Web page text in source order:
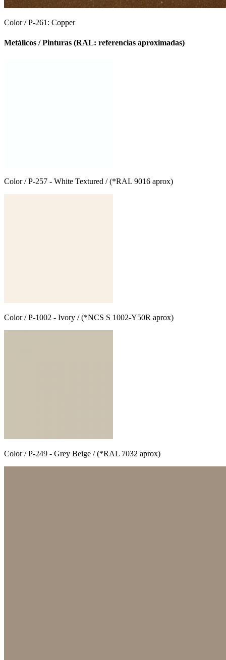
Color / P-261: Copper
Metálicos /Pinturas (RAL: referencias aproximadas)
Color / P-257 - White Textured / (*RAL 9016 aprox)
Color / P-1002 - Ivory / (*NCS S 1002-Y50R aprox)
Color / P-249 - Grey Beige / (*RAL 7032 aprox)